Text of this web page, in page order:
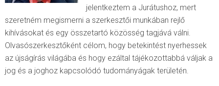
jelentkeztem a Jurátushoz, mert
szeretném megismerni a szerkesztői munkában rejlő
kihívásokat és egy összetartó közösség tagjává válni.
Olvasószerkesztőként célom, hogy betekintést nyerhessek
az újságírás világába és hogy ezáltal tájékozottabbá váljak a
jog és a joghoz kapcsolódó tudományágak területén.